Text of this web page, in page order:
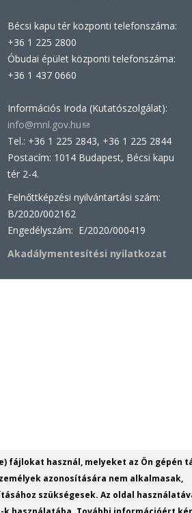
e-
Bécsi kapu tér központi telefonszáma:
+36 1 225 2800
Óbudai épület központi telefonszáma:
+36 1 437 0660
Információs Iroda (Kutatószolgálat):
info@mnl.gov.hu(link
sends
e-
Tel.: +36 1 225 2843, +36 1 225 2844
Postacím: 1014 Budapest, Bécsi kapu
tér 2-4.
Felnőttképzési nyilvántartási szám:
B/2020/002162
Engedélyszám: E/2020/000419
Akadálymentesítési nyilatkozat
fájlokat használ, melyeket az Ön gépén
azonosítására nem alkalmasak,
szükségesek. Az oldal